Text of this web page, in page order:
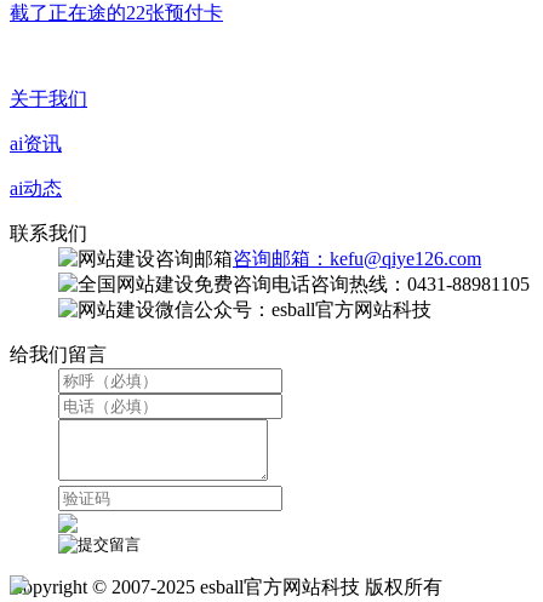
截了正在途的22张预付卡
关于我们
ai资讯
ai动态
联系我们
咨询邮箱：kefu@qiye126.com
咨询热线：0431-88981105
微信公众号：esball官方网站科技
给我们留言
Copyright © 2007-2025 esball官方网站科技 版权所有